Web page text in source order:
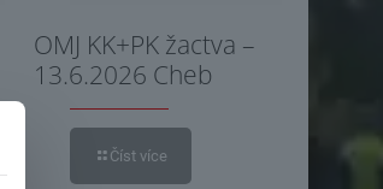
OMJ KK+PK žactva –
13.6.2026 Cheb
Číst více